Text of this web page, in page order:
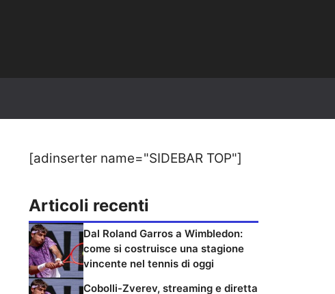
[adinserter name="SIDEBAR TOP"]
Articoli recenti
Dal Roland Garros a Wimbledon:
come si costruisce una stagione
vincente nel tennis di oggi
Cobolli-Zverev, streaming e diretta